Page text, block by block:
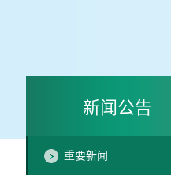
新闻公告
重要新闻